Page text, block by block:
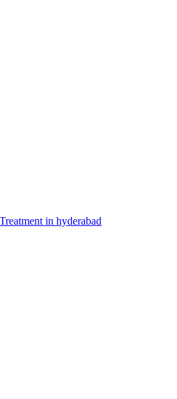
in hyderabad